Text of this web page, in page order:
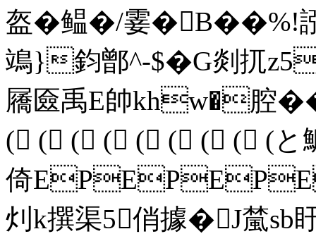
盔�鳁�/霎�B��%!
鴗}鈞鄫^-$�G剡扤
屩匳禹E帥khw�腔
( ( ( ( ( ( ( ( (
倚
灲k撰渠5俏據�J檒sb